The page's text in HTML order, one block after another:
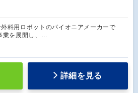
外科用ロボットのパイオニアメーカーで
業を展開し、…
詳細を見る